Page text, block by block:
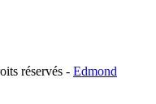
réservés - Edmond